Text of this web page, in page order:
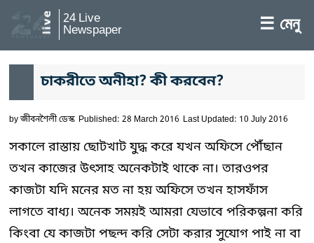
24 Live
Newspaper ☰ মেনু
চাকরীতে অনীহা? কী করবেন?
byজীবনশৈলী ডেস্ক Published: 28 March 2016 Last Updated: 10 July 2016
সকালে রাস্তায় ছোটখাট যুদ্ধ করে যখন অফিসে পৌঁছান
তখন কাজের উৎসাহ অনেকটাই থাকে না। তারওপর
কাজটা যদি মনের মত না হয় অফিসে তখন হাসফাঁস
লাগতে বাধ্য। অনেক সময়ই আমরা যেভাবে পরিকল্পনা করি
কিংবা যে কাজটা পছন্দ করি সেটা করার সুযোগ পাই না বা